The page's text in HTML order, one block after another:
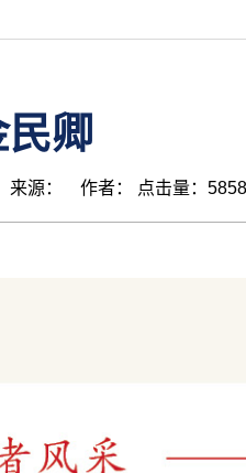
民卿
来源： 作者： 点击量：